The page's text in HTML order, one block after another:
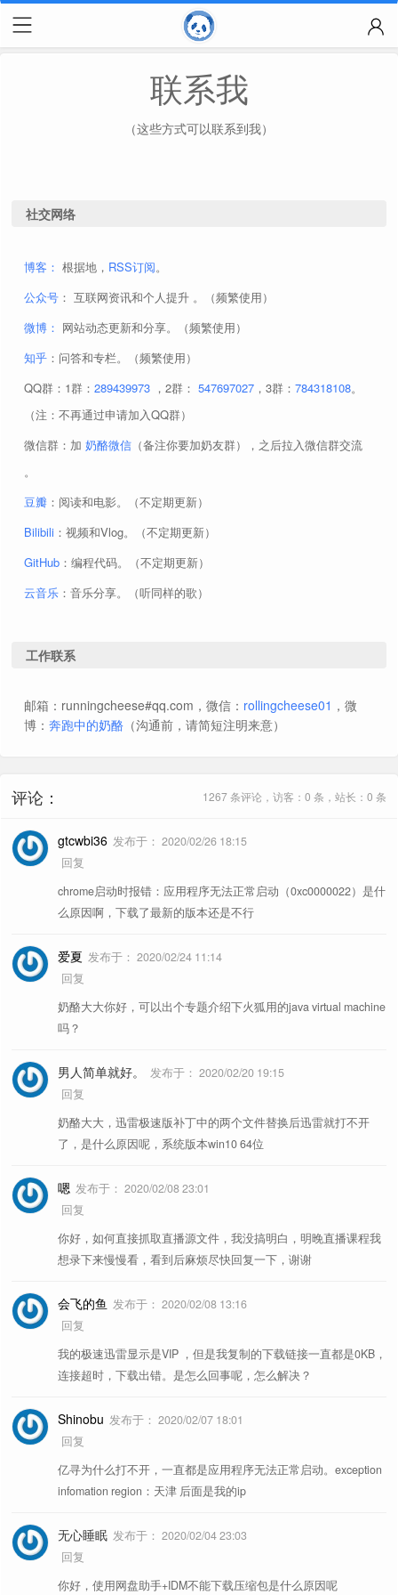
联系我
（这些方式可以联系到我）
社交网络
博客： 根据地， RSS订阅。
公众号 ： 互联网资讯和个人提升 。（频繁使用）
微博： 网站动态更新和分享。（频繁使用）
知乎 ：问答和专栏。（频繁使用）
QQ群：1群： 289439973 ，2群： 547697027 ，3群： 784318108。
（注：不再通过申请加入QQ群）
微信群：加 奶酪微信 （备注你要加奶友群），之后拉入微信群交流
。
豆瓣 ：阅读和电影。（不定期更新）
Bilibili ：视频和Vlog。（不定期更新）
GitHub ：编程代码。（不定期更新）
云音乐 ：音乐分享。（听同样的歌）
工作联系
邮箱：runningcheese#qq.com，微信： rollingcheese01 ，微
博： 奔跑中的奶酪 （沟通前，请简短注明来意）
评论： 1267 条评论，访客：0 条，站长：0 条
gtcwbi36 发布于： 2020/02/26 18:15
回复
chrome启动时报错：应用程序无法正常启动（0xc0000022）是什
么原因啊，下载了最新的版本还是不行
爱夏 发布于： 2020/02/24 11:14
回复
奶酪大大你好，可以出个专题介绍下火狐用的java virtual machine
吗？
男人简单就好。 发布于： 2020/02/20 19:15
回复
奶酪大大，迅雷极速版补丁中的两个文件替换后迅雷就打不开
了，是什么原因呢，系统版本win10 64位
嗯 发布于： 2020/02/08 23:01
回复
你好，如何直接抓取直播源文件，我没搞明白，明晚直播课程我
想录下来慢慢看，看到后麻烦尽快回复一下，谢谢
会飞的鱼 发布于： 2020/02/08 13:16
回复
我的极速迅雷显示是VIP ，但是我复制的下载链接一直都是0KB，
连接超时，下载出错。是怎么回事呢，怎么解决？
Shinobu 发布于： 2020/02/07 18:01
回复
亿寻为什么打不开，一直都是应用程序无法正常启动。exception
infomation region：天津 后面是我的ip
无心睡眠 发布于： 2020/02/04 23:03
回复
你好，使用网盘助手+IDM不能下载压缩包是什么原因呢